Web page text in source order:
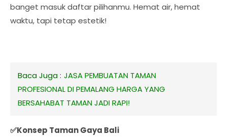
banget masuk daftar pilihanmu. Hemat air, hemat
waktu, tapi tetap estetik!
Baca Juga : JASA PEMBUATAN TAMAN
PROFESIONAL DI PEMALANG HARGA YANG
BERSAHABAT TAMAN JADI RAPI!
✅Konsep Taman Gaya Bali